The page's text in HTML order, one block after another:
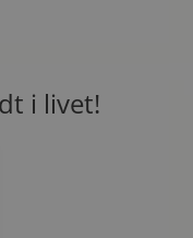
i livet!